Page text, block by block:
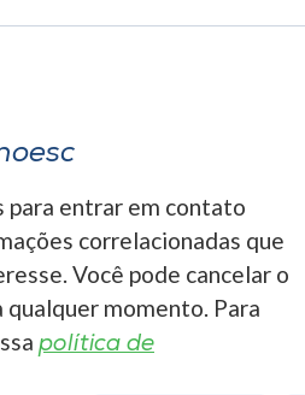
para entrar em contato
correlacionadas que
Você pode cancelar o
qualquer momento. Para
política de